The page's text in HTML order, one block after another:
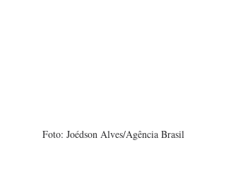
Foto: Joédson Alves/Agência Brasil